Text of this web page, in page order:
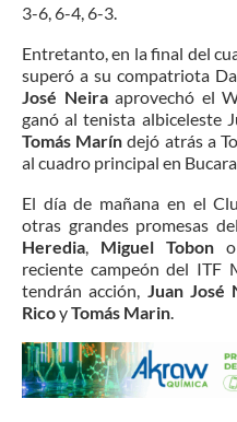
3-6, 6-4, 6-3.
Entretanto, en la final del
superó a su compatriota
José Neiraaprovechó el
ganó al tenista albiceleste
Tomás Marín dejó atrás a
al cuadro principal en
El día de mañana en el
otras grandes promesas
Heredia
Miguel Tobon o
reciente campeón del ITF
tendrán acción,
Juan José
RicoyTomás Marin